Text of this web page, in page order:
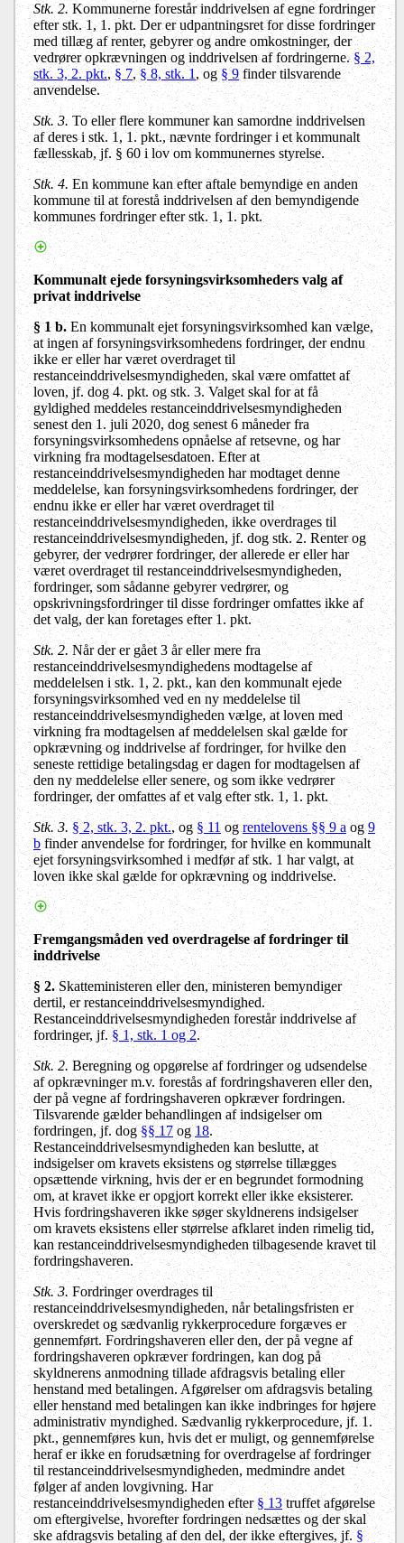
Stk. 2. Kommunerne forestår inddrivelsen af egne fordringer
efter stk. 1, 1. pkt. Der er udpantningsret for disse fordringer
med tillæg af renter, gebyrer og andre omkostninger, der
vedrører opkrævningen og inddrivelsen af fordringerne.§ 2,
stk. 3, 2. pkt.,§ 7,§ 8, stk. 1, og§ 9 finder tilsvarende
anvendelse.
Stk. 3. To eller flere kommuner kan samordne inddrivelsen
af deres i stk. 1, 1. pkt., nævnte fordringer i et kommunalt
fællesskab, jf. § 60 i lov om kommunernes styrelse.
Stk. 4. En kommune kan efter aftale bemyndige en anden
kommune til at forestå inddrivelsen af den bemyndigende
kommunes fordringer efter stk. 1, 1. pkt.
Kommunalt ejede forsyningsvirksomheders valg af
privat inddrivelse
§ 1 b.En kommunalt ejet forsyningsvirksomhed kan vælge,
at ingen af forsyningsvirksomhedens fordringer, der endnu
ikke er eller har været overdraget til
restanceinddrivelsesmyndigheden, skal være omfattet af
loven, jf. dog 4. pkt. og stk. 3. Valget skal for at få
gyldighed meddeles restanceinddrivelsesmyndigheden
senest den 1. juli 2020, dog senest 6 måneder fra
forsyningsvirksomhedens opnåelse af retsevne, og har
virkning fra modtagelsesdatoen. Efter at
restanceinddrivelsesmyndigheden har modtaget denne
meddelelse, kan forsyningsvirksomhedens fordringer, der
endnu ikke er eller har været overdraget til
restanceinddrivelsesmyndigheden, ikke overdrages til
restanceinddrivelsesmyndigheden, jf. dog stk. 2. Renter og
gebyrer, der vedrører fordringer, der allerede er eller har
været overdraget til restanceinddrivelsesmyndigheden,
fordringer, som sådanne gebyrer vedrører, og
opskrivningsfordringer til disse fordringer omfattes ikke af
det valg, der kan foretages efter 1. pkt.
Stk. 2. Når der er gået 3 år eller mere fra
restanceinddrivelsesmyndighedens modtagelse af
meddelelsen i stk. 1, 2. pkt., kan den kommunalt ejede
forsyningsvirksomhed ved en ny meddelelse til
restanceinddrivelsesmyndigheden vælge, at loven med
virkning fra modtagelsen af meddelelsen skal gælde for
opkrævning og inddrivelse af fordringer, for hvilke den
seneste rettidige betalingsdag er dagen for modtagelsen af
den ny meddelelse eller senere, og som ikke vedrører
fordringer, der omfattes af et valg efter stk. 1, 1. pkt.
Stk. 3. § 2, stk. 3, 2. pkt., og § 11 og rentelovens §§ 9 a og9
bfinder anvendelse for fordringer, for hvilke en kommunalt
ejet forsyningsvirksomhed i medfør af stk. 1 har valgt, at
loven ikke skal gælde for opkrævning og inddrivelse.
Fremgangsmåden ved overdragelse af fordringer til
inddrivelse
§ 2.Skatteministeren eller den, ministeren bemyndiger
dertil, er restanceinddrivelsesmyndighed.
Restanceinddrivelsesmyndigheden forestår inddrivelse af
fordringer, jf.§ 1, stk. 1 og 2.
Stk. 2. Beregning og opgørelse af fordringer og udsendelse
af opkrævninger m.v. forestås af fordringshaveren eller den,
der på vegne af fordringshaveren opkræver fordringen.
Tilsvarende gælder behandlingen af indsigelser om
fordringen, jf. dog§§ 17og18.
Restanceinddrivelsesmyndigheden kan beslutte, at
indsigelser om kravets eksistens og størrelse tillægges
opsættende virkning, hvis der er en begrundet formodning
om, at kravet ikke er opgjort korrekt eller ikke eksisterer.
Hvis fordringshaveren ikke søger skyldnerens indsigelser
om kravets eksistens eller størrelse afklaret inden rimelig tid,
kan restanceinddrivelsesmyndigheden tilbagesende kravet til
fordringshaveren.
Stk. 3. Fordringer overdrages til
restanceinddrivelsesmyndigheden, når betalingsfristen er
overskredet og sædvanlig rykkerprocedure forgæves er
gennemført. Fordringshaveren eller den, der på vegne af
fordringshaveren opkræver fordringen, kan dog på
skyldnerens anmodning tillade afdragsvis betaling eller
henstand med betalingen. Afgørelser om afdragsvis betaling
eller henstand med betalingen kan ikke indbringes for højere
administrativ myndighed. Sædvanlig rykkerprocedure, jf. 1.
pkt., gennemføres kun, hvis det er muligt, og gennemførelse
heraf er ikke en forudsætning for overdragelse af fordringer
til restanceinddrivelsesmyndigheden, medmindre andet
følger af anden lovgivning. Har
restanceinddrivelsesmyndigheden efter§ 13truffet afgørelse
om eftergivelse, hvorefter fordringen nedsættes og der skal
ske afdragsvis betaling af den del, der ikke eftergives, jf.§